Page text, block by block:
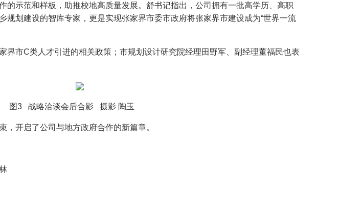
的示范和样板，助推校地高质量发展。舒书记指出，公司拥有一批高学历、高职
规划建设的智库专家，更是实现张家界市委市政府将张家界市建设成为“世界一流
界市C类人才引进的相关政策；市规划设计研究院经理田野军、副经理董福民也表
合影 摄影 陶玉
，开启了公司与地方政府合作的新篇章。